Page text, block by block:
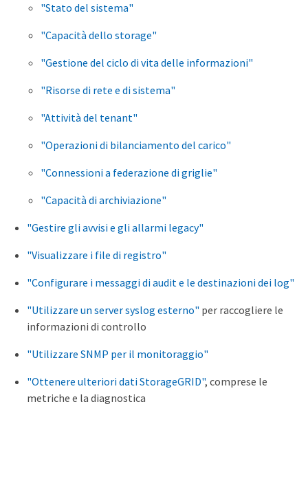
"Stato del sistema"
"Capacità dello storage"
"Gestione del ciclo di vita delle informazioni"
"Risorse di rete e di sistema"
"Attività del tenant"
"Operazioni di bilanciamento del carico"
"Connessioni a federazione di griglie"
"Capacità di archiviazione"
"Gestire gli avvisi e gli allarmi legacy"
"Visualizzare i file di registro"
"Configurare i messaggi di audit e le destinazioni dei log"
"Utilizzare un server syslog esterno" per raccogliere le
informazioni di controllo
"Utilizzare SNMP per il monitoraggio"
"Ottenere ulteriori dati StorageGRID", comprese le
metriche e la diagnostica